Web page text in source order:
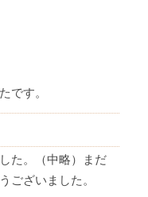
です。
た。（中略）まだ
ございました。